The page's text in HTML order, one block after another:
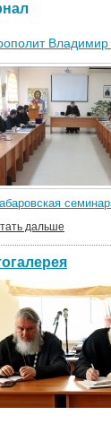
Владимир
дальше